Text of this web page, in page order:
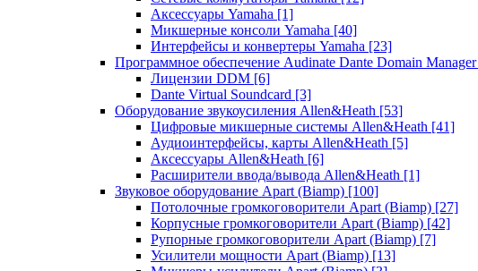
Аксессуары Yamaha [1]
Микшерные консоли Yamaha [40]
Интерфейсы и конвертеры Yamaha [23]
Программное обеспечение Audinate Dante Domain Manager
Лицензии DDM [6]
Dante Virtual Soundcard [3]
Оборудование звукоусиления Allen&Heath [53]
Цифровые микшерные системы Allen&Heath [41]
Аудиоинтерфейсы, карты Allen&Heath [5]
Аксессуары Allen&Heath [6]
Расширители ввода/вывода Allen&Heath [1]
Звуковое оборудование Apart (Biamp) [100]
Потолочные громкоговорители Apart (Biamp) [27]
Корпусные громкоговорители Apart (Biamp) [42]
Рупорные громкоговорители Apart (Biamp) [7]
Усилители мощности Apart (Biamp) [13]